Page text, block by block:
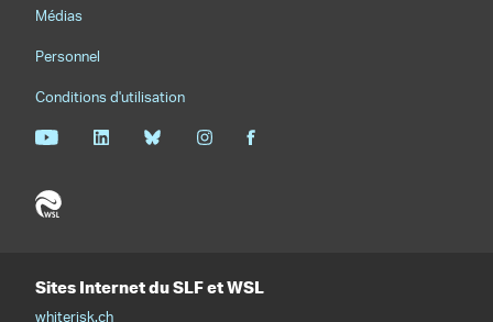
Médias
Personnel
Conditions d'utilisation
Sites Internet du SLF et WSL